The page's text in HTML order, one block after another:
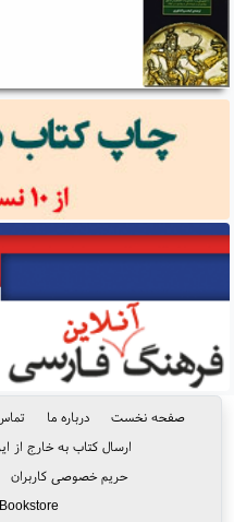
صفحه نخست درباره ما
ارسال کتاب به خارج از
حریم خصوصی کاربران